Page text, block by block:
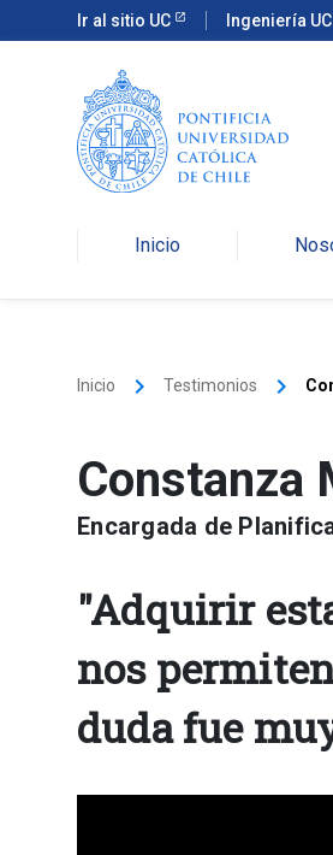
Ir al sitio UC Ingeniería UC
Inicio
Inicio keyboard_arrow_right Testimonios keyboard_arrow_right
Constanza
Encargada de
"Adquirir
nos
duda fue